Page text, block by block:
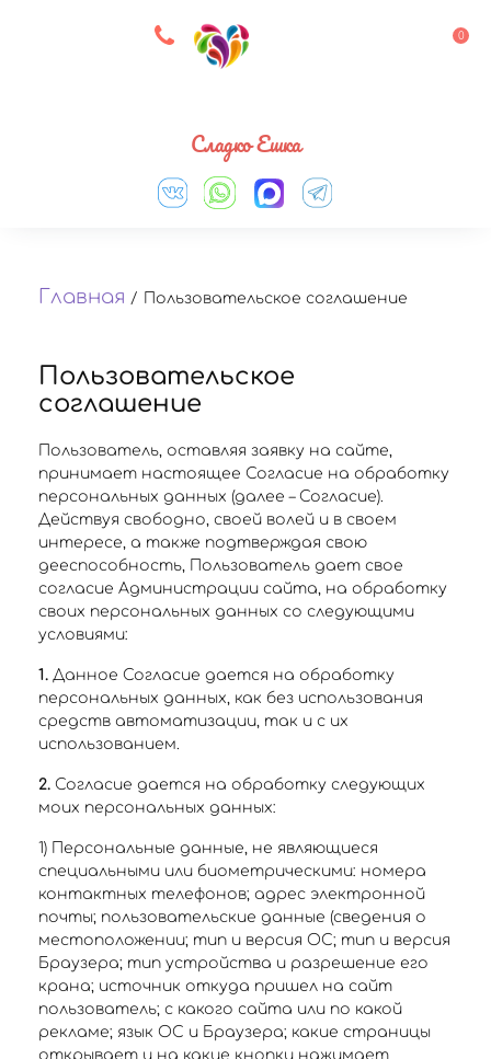
8 927 083 33 05 0
Сладко Ешка
Главная / Пользовательское соглашение
Пользовательское
соглашение
Пользователь, оставляя заявку на сайте,
принимает настоящее Согласие на обработку
персональных данных (далее – Согласие).
Действуя свободно, своей волей и в своем
интересе, а также подтверждая свою
дееспособность, Пользователь дает свое
согласие Администрации сайта, на обработку
своих персональных данных со следующими
условиями:
1. Данное Согласие дается на обработку
персональных данных, как без использования
средств автоматизации, так и с их
использованием.
2. Согласие дается на обработку следующих
моих персональных данных:
1) Персональные данные, не являющиеся
специальными или биометрическими: номера
контактных телефонов; адрес электронной
почты; пользовательские данные (сведения о
местоположении; тип и версия ОС; тип и версия
Браузера; тип устройства и разрешение его
крана; источник откуда пришел на сайт
пользователь; с какого сайта или по какой
рекламе; язык ОС и Браузера; какие страницы
открывает и на какие кнопки нажимает